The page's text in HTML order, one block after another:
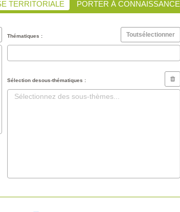
TERRITORIALE PORTER À CONNAISSANCE
Thématiques : Toutsélectionner
Sélection desous-thématiques :
Sélectionnez des sous-thèmes...